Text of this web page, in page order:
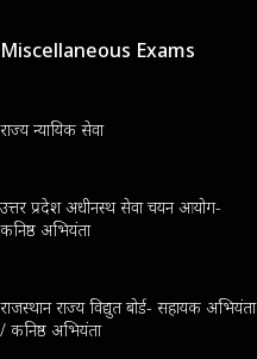
Miscellaneous Exams
राज्य न्यायिक सेवा
उत्तर प्रदेश अधीनस्थ सेवा चयन आयोग-
कनिष्ठ अभियंता
राजस्थान राज्य विद्युत बोर्ड- सहायक अभियंता
/ कनिष्ठ अभियंता